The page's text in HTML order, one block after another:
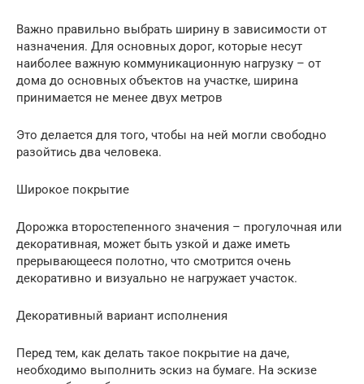
Важно правильно выбрать ширину в зависимости от
назначения. Для основных дорог, которые несут
наиболее важную коммуникационную нагрузку – от
дома до основных объектов на участке, ширина
принимается не менее двух метров
Это делается для того, чтобы на ней могли свободно
разойтись два человека.
Широкое покрытие
Дорожка второстепенного значения – прогулочная или
декоративная, может быть узкой и даже иметь
прерывающееся полотно, что смотрится очень
декоративно и визуально не нагружает участок.
Декоративный вариант исполнения
Перед тем, как делать такое покрытие на даче,
необходимо выполнить эскиз на бумаге. На эскизе